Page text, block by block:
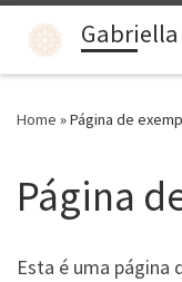
Skip to content
Home »Página de
Página
Esta é uma página